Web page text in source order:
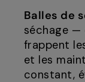
Balles de
séchage —
frappent
et les
constant,